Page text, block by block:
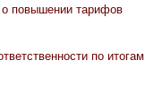
повышении тарифов
по итогам